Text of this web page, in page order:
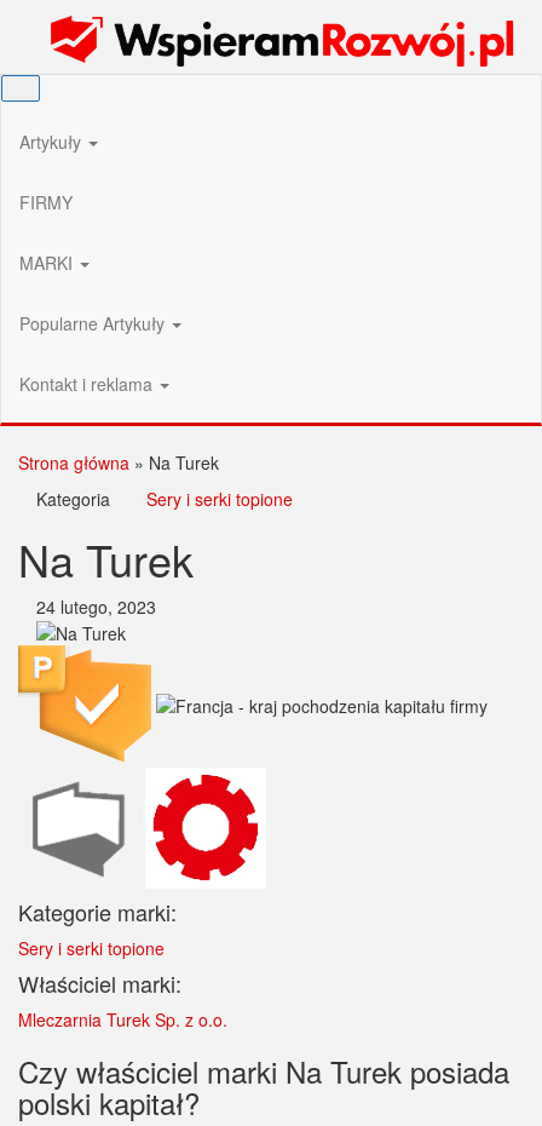
Wspieram Rozwój PL
Artykuły
FIRMY
MARKI
Popularne Artykuły
Kontakt i reklama
Strona główna » Na Turek
Kategoria
Sery i serki topione
Na Turek
24 lutego, 2023
Kategorie marki:
Sery i serki topione
Właściciel marki:
Mleczarnia Turek Sp. z o.o.
Czy właściciel marki Na Turek posiada
polski kapitał?